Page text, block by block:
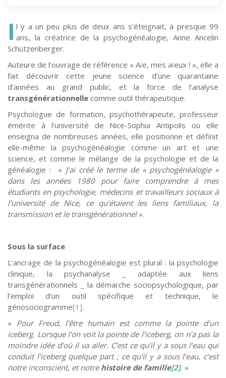
I l y a un peu plus de deux ans s’éteignait, à presque 99
ans, la créatrice de la psychogénéalogie, Anne Ancelin
Schützenberger.
Auteure de l’ouvrage de référence « Aïe, mes aïeux ! », elle a
fait découvrir cette jeune science d’une quarantaine
d’années au grand public, et la force de l’analyse
transgénérationnelle comme outil thérapeutique.
Psychologue de formation, psychothérapeute, professeur
émérite à l'université de Nice-Sophia Antipolis où elle
enseigna de nombreuses années, elle positionne et définit
elle-même la psychogénéalogie comme un art et une
science, et comme le mélange de la psychologie et de la
généalogie : « J’ai créé le terme de « psychogénéalogie »
dans les années 1980 pour faire comprendre à mes
étudiants en psychologie, médecins et travailleurs sociaux à
l’université de Nice, ce qu’étaient les liens familiaux, la
transmission et le transgénérationnel ».
Sous la surface
L’ancrage de la psychogénéalogie est plural : la psychologie
clinique, la psychanalyse _ adaptée aux liens
transgénérationnels _ la démarche sociopsychologique, par
l’emploi d’un outil spécifique et technique, le
génosociogramme[1].
« Pour Freud, l’être humain est comme la pointe d’un
iceberg. Lorsque l’on voit la pointe de l’iceberg, on n’a pas la
moindre idée d’où il va aller. C’est ce qu’il y a sous l’eau qui
conduit l’iceberg quelque part ; ce qu’il y a sous l’eau, c’est
notre inconscient, et notre histoire de famille[2]. »